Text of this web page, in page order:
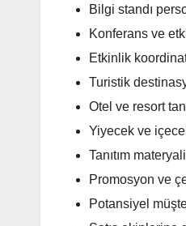
Bilgi standı
Konferans ve
Etkinlik
Turistik
Otel ve resort
Yiyecek ve
Tanıtım materyali
Promosyon ve
Potansiyel